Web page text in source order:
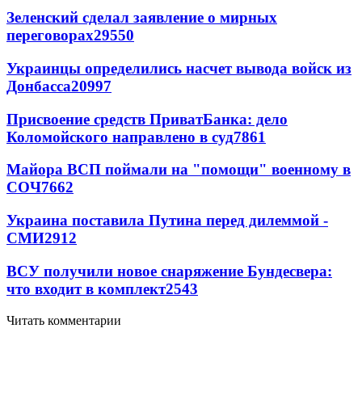
Зеленский сделал заявление о мирных
переговорах29550
Украинцы определились насчет вывода войск из
Донбасса20997
Присвоение средств ПриватБанка: дело
Коломойского направлено в суд7861
Майора ВСП поймали на "помощи" военному в
СОЧ7662
Украина поставила Путина перед дилеммой -
СМИ2912
ВСУ получили новое снаряжение Бундесвера:
что входит в комплект2543
Читать комментарии